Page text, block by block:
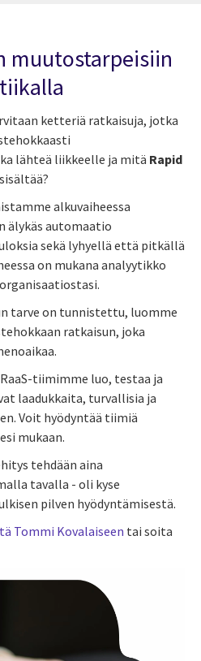
muutostarpeisiin
ketteriä ratkaisuja, jotka
lähteä liikkeelle ja mitä Rapid
sisältää?
alkuvaiheessa
älykäs automaatio
sekä lyhyellä että pitkällä
on mukana analyytikko
tarve on tunnistettu, luomme
ratkaisun, joka
RaaS-tiimimme luo, testaa ja
laadukkaita, turvallisia ja
Voit hyödyntää tiimiä
mukaan.
tehdään aina
tavalla - oli kyse
pilven hyödyntämisestä.
Tommi Kovalaiseen tai soita